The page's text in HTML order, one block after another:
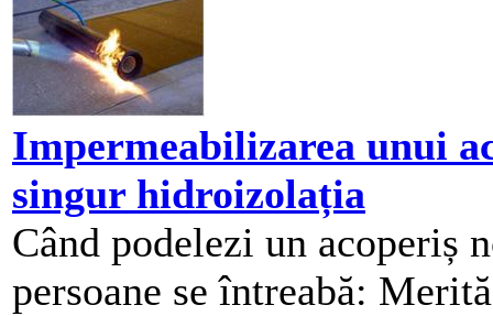
Impermeabilizarea unui
singur hidroizolația
Când podelezi un acoperiș
persoane se întreabă: